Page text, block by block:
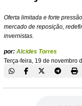
Oferta limitada e forte
mercado de reposição,
invernistas.
por: Alcides Torres
Terça-feira, 19 de novembro